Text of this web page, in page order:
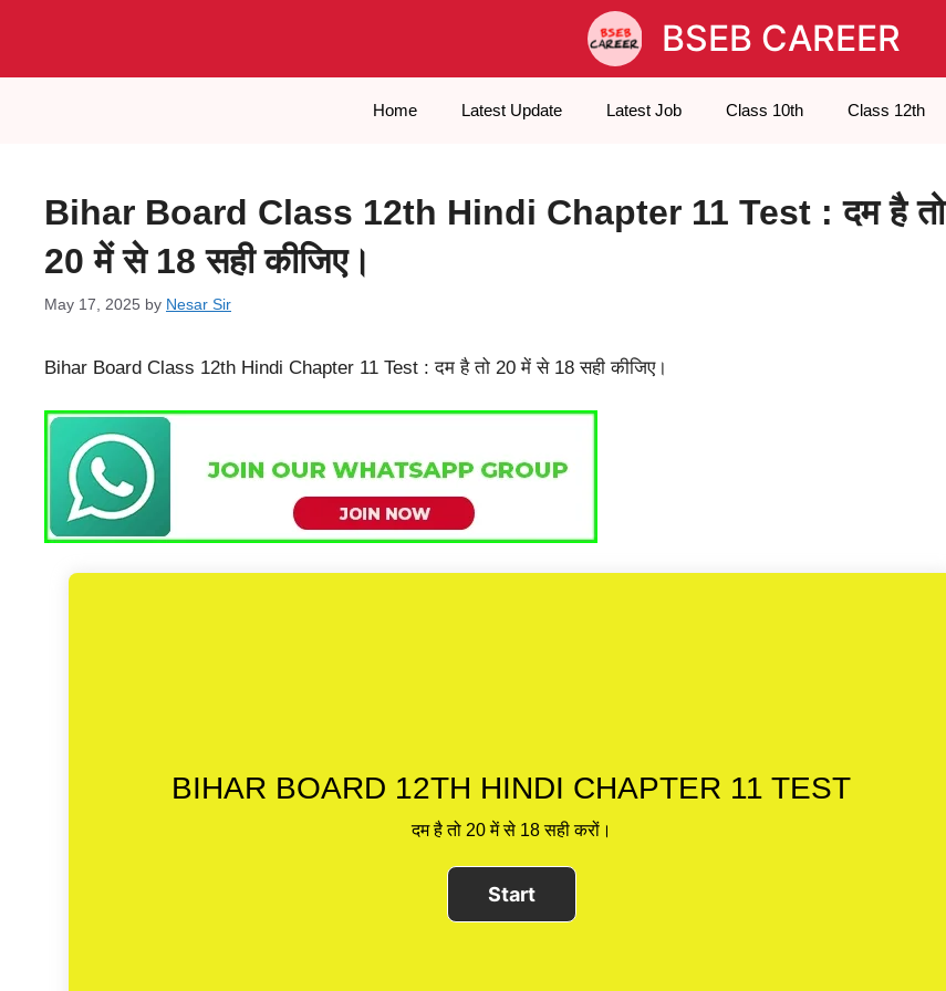
BSEB CAREER
Home Latest Update Latest Job Class 10th Class 12th
Bihar Board Class 12th Hindi Chapter 11 Test : दम है तो
20 में से 18 सही कीजिए।
May 17, 2025 by Nesar Sir
Bihar Board Class 12th Hindi Chapter 11 Test : दम है तो 20 में से 18 सही कीजिए।
BIHAR BOARD 12TH HINDI CHAPTER 11 TEST
दम है तो 20 में से 18 सही करों।